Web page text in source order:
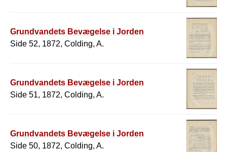
Grundvandets Bevægelse i Jorden
Side 52, 1872, Colding, A.
Grundvandets Bevægelse i Jorden
Side 51, 1872, Colding, A.
Grundvandets Bevægelse i Jorden
Side 50, 1872, Colding, A.